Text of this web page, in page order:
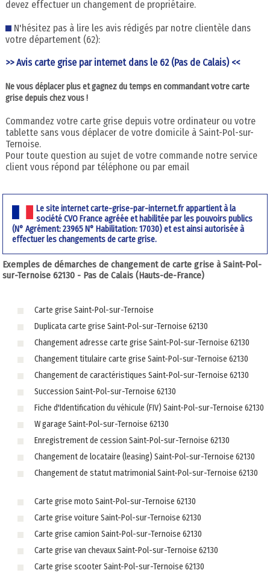
devez effectuer un changement de propriétaire.
N'hésitez pas à lire les avis rédigés par notre clientèle dans
votre département (62):
>> Avis carte grise par internet dans le 62 (Pas de Calais) <<
Ne vous déplacer plus et gagnez du temps en commandant votre carte
grise depuis chez vous !
Commandez votre carte grise depuis votre ordinateur ou votre
tablette sans vous déplacer de votre domicile à Saint-Pol-sur-
Ternoise.
Pour toute question au sujet de votre commande notre service
client vous répond par téléphone ou par email
Le site internet carte-grise-par-internet.fr appartient à la
société CVO France agréée et habilitée par les pouvoirs publics
(N° Agrément: 23965 N° Habilitation: 17030) et est ainsi autorisée à
effectuer les changements de carte grise.
Exemples de démarches de changement de carte grise à Saint-Pol-
sur-Ternoise 62130 - Pas de Calais (Hauts-de-France)
Carte grise Saint-Pol-sur-Ternoise
Duplicata carte grise Saint-Pol-sur-Ternoise 62130
Changement adresse carte grise Saint-Pol-sur-Ternoise 62130
Changement titulaire carte grise Saint-Pol-sur-Ternoise 62130
Changement de caractéristiques Saint-Pol-sur-Ternoise 62130
Succession Saint-Pol-sur-Ternoise 62130
Fiche d'Identification du véhicule (FIV) Saint-Pol-sur-Ternoise 62130
W garage Saint-Pol-sur-Ternoise 62130
Enregistrement de cession Saint-Pol-sur-Ternoise 62130
Changement de locataire (leasing) Saint-Pol-sur-Ternoise 62130
Changement de statut matrimonial Saint-Pol-sur-Ternoise 62130
Carte grise moto Saint-Pol-sur-Ternoise 62130
Carte grise voiture Saint-Pol-sur-Ternoise 62130
Carte grise camion Saint-Pol-sur-Ternoise 62130
Carte grise van chevaux Saint-Pol-sur-Ternoise 62130
Carte grise scooter Saint-Pol-sur-Ternoise 62130